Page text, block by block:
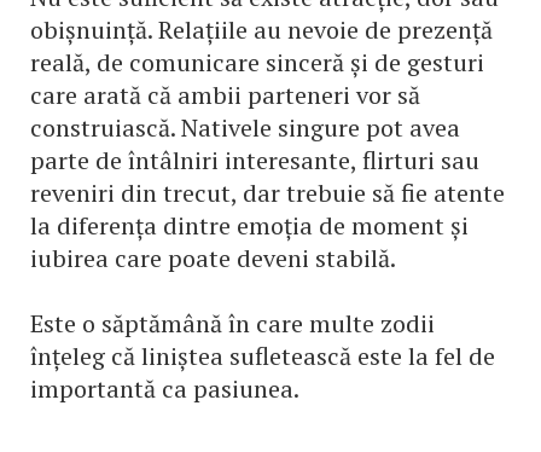
obișnuință. Relațiile au nevoie de prezență
reală, de comunicare sinceră și de gesturi
care arată că ambii parteneri vor să
construiască. Nativele singure pot avea
parte de întâlniri interesante, flirturi sau
reveniri din trecut, dar trebuie să fie atente
la diferența dintre emoția de moment și
iubirea care poate deveni stabilă.
Este o săptămână în care multe zodii
înțeleg că liniștea sufletească este la fel de
importantă ca pasiunea.